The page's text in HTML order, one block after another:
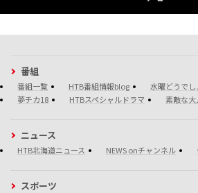
番組
番組一覧 HTB番組情報blog 水曜どうでし
夢チカ18
HTBスペシャルドラマ 素敵な
ニュース
HTB北海道ニュース NEWS onチャンネル
スポーツ